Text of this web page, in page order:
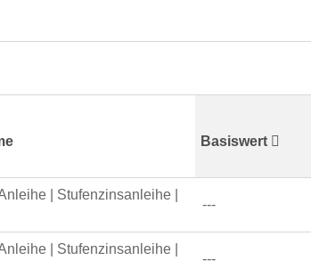
Basiswert
| Stufenzinsanleihe |
---
| Stufenzinsanleihe |
---